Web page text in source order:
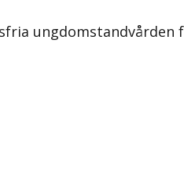
ungdomstandvården